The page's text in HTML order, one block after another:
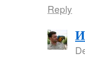
Reply